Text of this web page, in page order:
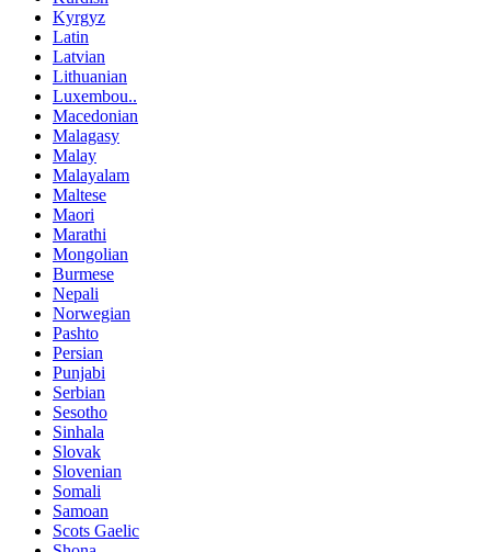
Kyrgyz
Latin
Latvian
Lithuanian
Luxembou..
Macedonian
Malagasy
Malay
Malayalam
Maltese
Maori
Marathi
Mongolian
Burmese
Nepali
Norwegian
Pashto
Persian
Punjabi
Serbian
Sesotho
Sinhala
Slovak
Slovenian
Somali
Samoan
Scots Gaelic